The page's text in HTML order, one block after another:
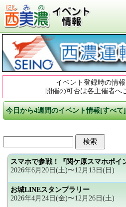
イベント登録時の情報
開催の可否は各主催者へ
今日から4週間のイベント情報[す
スマホで参戦！『関ケ原スマホポイ
2026年6月20日(土)〜12月13日(日)
お城LINEスタンプラリー
2026年4月24日(金)〜12月26日(土)